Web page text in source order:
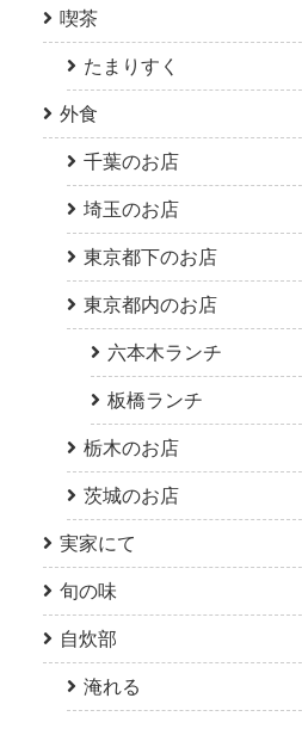
喫茶
たまりすく
外食
千葉のお店
埼玉のお店
東京都下のお店
東京都内のお店
六本木ランチ
板橋ランチ
栃木のお店
茨城のお店
実家にて
旬の味
自炊部
淹れる